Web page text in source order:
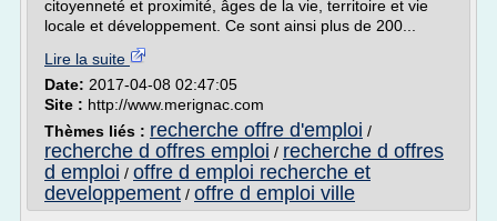
citoyenneté et proximité, âges de la vie, territoire et vie
locale et développement. Ce sont ainsi plus de 200...
Lire la suite
Date: 2017-04-08 02:47:05
Site : http://www.merignac.com
Thèmes liés : recherche offre d'emploi /
recherche d offres emploi / recherche d offres
d emploi / offre d emploi recherche et
developpement / offre d emploi ville